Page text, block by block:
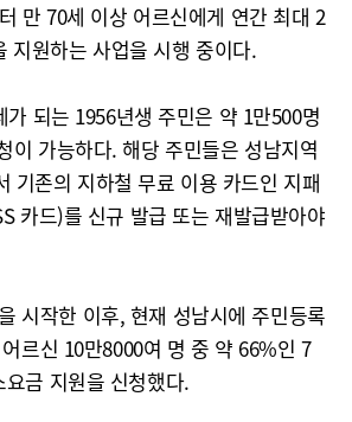
만 70세 이상 어르신에게 연간 최대 2
지원하는 사업을 시행 중이다.
되는 1956년생 주민은 약 1만500명
이 가능하다. 해당 주민들은 성남지역
기존의 지하철 무료 이용 카드인 지패
카드)를 신규 발급 또는 재발급받아야
시작한 이후, 현재 성남시에 주민등록
르신 10만8000여 명 중 약 66%인 7
금 지원을 신청했다.